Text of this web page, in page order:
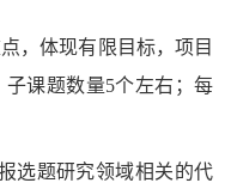
，体现有限目标，项目
课题数量5个左右；每
选题研究领域相关的代